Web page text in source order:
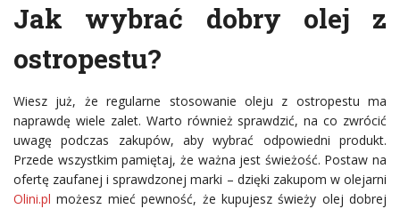
Jak wybrać dobry olej z
ostropestu?
Wiesz już, że regularne stosowanie oleju z ostropestu ma
naprawdę wiele zalet. Warto również sprawdzić, na co zwrócić
uwagę podczas zakupów, aby wybrać odpowiedni produkt.
Przede wszystkim pamiętaj, że ważna jest świeżość. Postaw na
ofertę zaufanej i sprawdzonej marki – dzięki zakupom w olejarni
Olini.pl możesz mieć pewność, że kupujesz świeży olej dobrej